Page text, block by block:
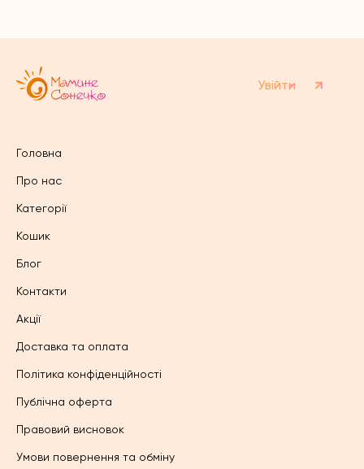
товару
Увійти
Головна
Про нас
Категорії
Кошик
Блог
Контакти
Акції
Доставка та оплата
Політика конфіденційності
Публічна оферта
Правовий висновок
Умови повернення та обміну